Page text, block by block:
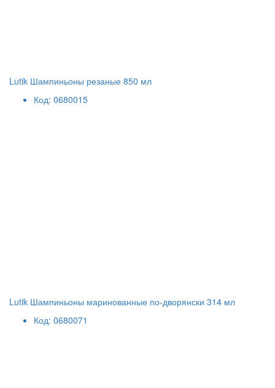
Lutik Шампиньоны резаные 850 мл
Код: 0680015
Lutik Шампиньоны маринованные по-дворянски 314 мл
Код: 0680071